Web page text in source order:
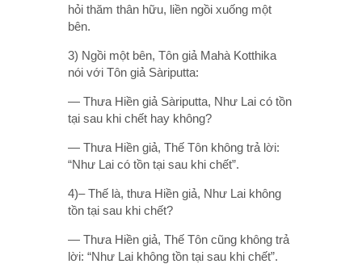
hỏi thăm thân hữu, liền ngồi xuống một
bên.
3) Ngồi một bên, Tôn giả Mahà Kotthika
nói với Tôn giả Sàriputta:
— Thưa Hiền giả Sàriputta, Như Lai có tồn
tại sau khi chết hay không?
— Thưa Hiền giả, Thế Tôn không trả lời:
“Như Lai có tồn tại sau khi chết”.
4)– Thế là, thưa Hiền giả, Như Lai không
tồn tại sau khi chết?
— Thưa Hiền giả, Thế Tôn cũng không trả
lời: “Như Lai không tồn tại sau khi chết”.